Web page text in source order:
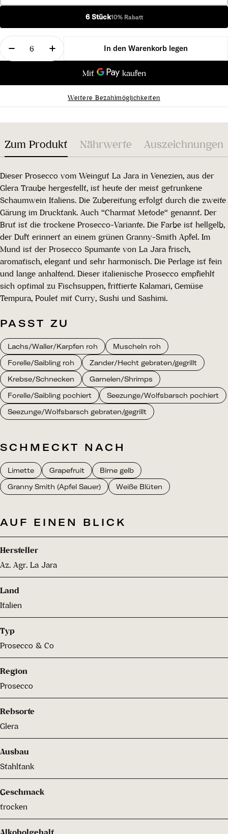
6 Stück10% Rabatt
Menge
Menge für Prosecco Spumante Treviso DOC Brut
Menge für Prosecco Spumante Treviso
In den Warenkorb legen
Weitere Bezahlmöglichkeiten
Zum Produkt Nährwerte Auszeichnungen
Dieser Prosecco vom Weingut La Jara in Venezien, aus der
Glera Traube hergestellt, ist heute der meist getrunkene
Schaumwein Italiens. Die Zubereitung erfolgt durch die zweite
Gärung im Drucktank. Auch “Charmat Metode“ genannt. Der
Brut ist die trockene Prosecco-Variante. Die Farbe ist hellgelb,
der Duft erinnert an einem grünen Granny-Smith Apfel. Im
Mund ist der Prosecco Spumante von La Jara frisch,
aromatisch, elegant und sehr harmonisch. Die Perlage ist fein
und lange anhaltend. Dieser italienische Prosecco empfiehlt
sich optimal zu Fischsuppen, frittierte Kalamari, Gemüse
Tempura, Poulet mit Curry, Sushi und Sashimi.
PASST ZU
Lachs/Waller/Karpfen roh
Muscheln roh
Forelle/Saibling roh
Zander/Hecht gebraten/gegrillt
Krebse/Schnecken
Garnelen/Shrimps
Forelle/Saibling pochiert
Seezunge/Wolfsbarsch pochiert
Seezunge/Wolfsbarsch gebraten/gegrillt
SCHMECKT NACH
Limette Grapefruit
Birne gelb
Granny Smith (Apfel Sauer)
Weiße Blüten
AUF EINEN BLICK
Hersteller
Az. Agr. La Jara
Land
Italien
Typ
Prosecco & Co
Region
Prosecco
Rebsorte
Glera
Ausbau
Stahltank
Geschmack
trocken
Alkoholgehalt